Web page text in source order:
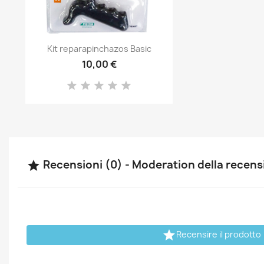
Anteprima
Kit reparapinchazos Basic
10,00 €
 Recensioni (0) - Moderation della
Recensire il prodotto